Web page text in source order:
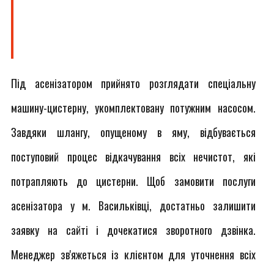
Під асенізатором прийнято розглядати спеціальну
машину-цистерну, укомплектовану потужним насосом.
Завдяки шлангу, опущеному в яму, відбувається
поступовий процес відкачування всіх нечистот, які
потрапляють до цистерни. Щоб замовити послуги
асенізатора у м. Васильківці, достатньо залишити
заявку на сайті і дочекатися зворотного дзвінка.
Менеджер зв'яжеться із клієнтом для уточнення всіх